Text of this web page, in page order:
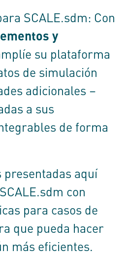
SCALE.sdm: Con
y
su plataforma
de simulación
adicionales –
a sus
de forma
presentadas aquí
SCALE.sdm con
para casos de
que pueda hacer
más eficientes.